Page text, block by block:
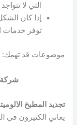
التي لا
إذا كان
توفر خدمات
موضوعات قد تهمك:
شركة
تجديد المطبخ
يعاني الكثيرون